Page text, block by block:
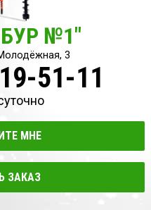
№1"
3
51-11
МНЕ
ЗАКАЗ